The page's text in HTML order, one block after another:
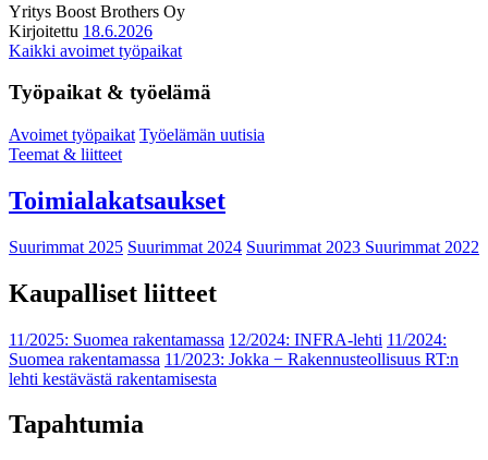
Yritys Boost Brothers Oy
Kirjoitettu 18.6.2026
Kaikki avoimet työpaikat
Työpaikat & työelämä
Avoimet työpaikat Työelämän uutisia
Teemat & liitteet
Toimialakatsaukset
Suurimmat 2025 Suurimmat 2024 Suurimmat 2023 Suurimmat 2022
Kaupalliset liitteet
11/2025: Suomea rakentamassa 12/2024: INFRA-lehti 11/2024:
Suomea rakentamassa 11/2023: Jokka − Rakennusteollisuus RT:n
lehti kestävästä rakentamisesta
Tapahtumia